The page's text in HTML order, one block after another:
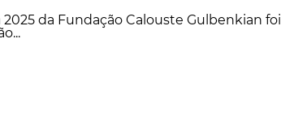
da Fundação Calouste Gulbenkian foi